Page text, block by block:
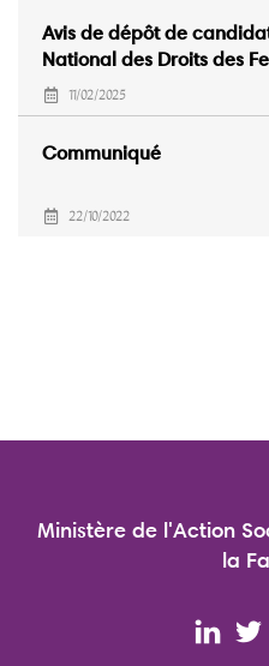
Avis de dépôt de
National des Droits des
(ONDFF)
11/02/2025
Communiqué
22/10/2022
Ministère de l'Action
la